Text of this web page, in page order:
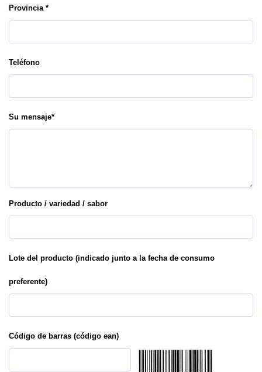
Provincia *
Teléfono
Su mensaje*
Producto / variedad / sabor
Lote del producto (indicado junto a la fecha de consumo
preferente)
Código de barras (código ean)